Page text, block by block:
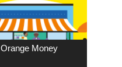
Orange Money